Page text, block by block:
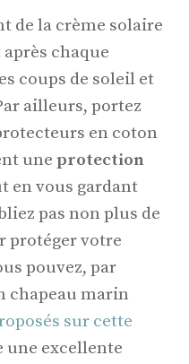
de la crème solaire
chaque
coups de soleil et
ailleurs, portez
en coton
une protection
en vous gardant
pas non plus de
protéger votre
pouvez, par
chapeau marin
sur cette
une excellente